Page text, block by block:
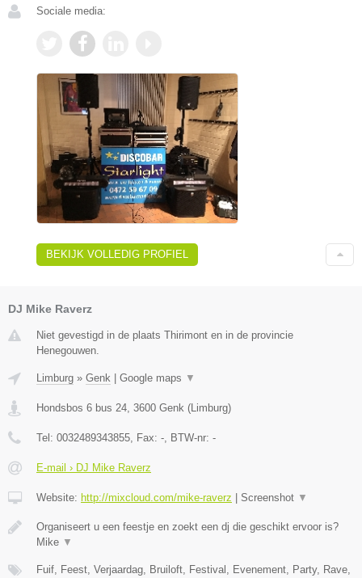
Sociale media:
BEKIJK VOLLEDIG PROFIEL
DJ Mike Raverz
Niet gevestigd in de plaats Thirimont en in de provincie
Henegouwen.
Limburg » Genk Google maps ▼
Hondsbos 6 bus 24, 3600 Genk (Limburg)
Tel: 0032489343855, Fax: -, BTW-nr: -
E-mail › DJ Mike Raverz
Website: http://mixcloud.com/mike-raverz Screenshot ▼
Organiseert u een feestje en zoekt een dj die geschikt ervoor is?
Mike ▼
Fuif, Feest, Verjaardag, Bruiloft, Festival, Evenement, Party, Rave,